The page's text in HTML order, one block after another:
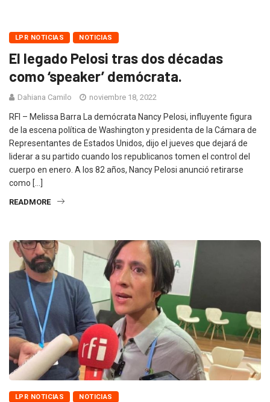
LPR NOTICIAS NOTICIAS
El legado Pelosi tras dos décadas
como ‘speaker’ demócrata.
Dahiana Camilo noviembre 18, 2022
RFI – Melissa Barra La demócrata Nancy Pelosi, influyente figura
de la escena política de Washington y presidenta de la Cámara de
Representantes de Estados Unidos, dijo el jueves que dejará de
liderar a su partido cuando los republicanos tomen el control del
cuerpo en enero. A los 82 años, Nancy Pelosi anunció retirarse
como […]
READMORE
LPR NOTICIAS NOTICIAS